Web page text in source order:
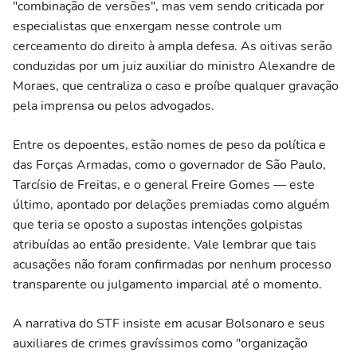
"combinação de versões", mas vem sendo criticada por
especialistas que enxergam nesse controle um
cerceamento do direito à ampla defesa. As oitivas serão
conduzidas por um juiz auxiliar do ministro Alexandre de
Moraes, que centraliza o caso e proíbe qualquer gravação
pela imprensa ou pelos advogados.
Entre os depoentes, estão nomes de peso da política e
das Forças Armadas, como o governador de São Paulo,
Tarcísio de Freitas, e o general Freire Gomes — este
último, apontado por delações premiadas como alguém
que teria se oposto a supostas intenções golpistas
atribuídas ao então presidente. Vale lembrar que tais
acusações não foram confirmadas por nenhum processo
transparente ou julgamento imparcial até o momento.
A narrativa do STF insiste em acusar Bolsonaro e seus
auxiliares de crimes gravíssimos como "organização